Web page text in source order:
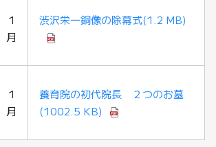
1
月
渋沢栄一銅像の除幕式(1.2 MB)
1
月
養育院の初代院長 ２つのお墓
(1002.5 KB)